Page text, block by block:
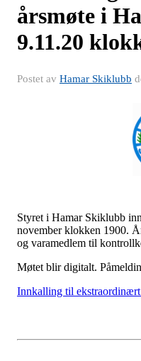
årsmøte i
9.11.20
Postet av Hamar Skiklubb
Styret i Hamar Skiklubb
november klokken 1900.
og varamedlem til
Møtet blir digitalt.
Innkalling til